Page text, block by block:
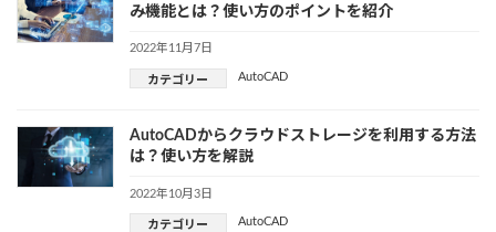
み機能とは？使い方のポイントを紹介
2022年11月7日
カテゴリー AutoCAD
AutoCADからクラウドストレージを利用する方法
は？使い方を解説
2022年10月3日
カテゴリー AutoCAD